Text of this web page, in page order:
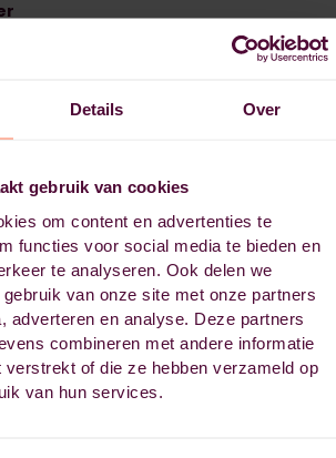
Details Over
gebruik van cookies
om content en advertenties te
functies voor social media te bieden en
te analyseren. Ook delen we
van onze site met onze partners
adverteren en analyse. Deze partners
combineren met andere informatie
verstrekt of die ze hebben verzameld op
van hun services.
opleiding:
Integraal Kindcentrum